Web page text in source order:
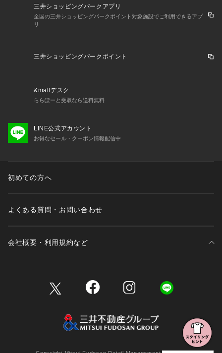
三井ショッピングパークアプリ
全国の三井ショッピングパークポイント対象施設でご利用できるアプ
リ
三井ショッピングパークポイント
&mallデスク
ららぽーと受取なら送料無料
LINE公式アカウント
お得なセール・クーポン情報配信中
初めての方へ
よくある質問・お問い合わせ
会社概要・利用規約など